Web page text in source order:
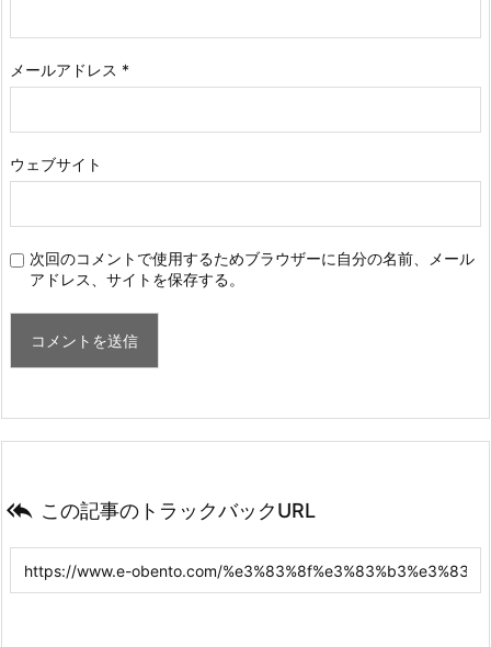
メールアドレス *
ウェブサイト
次回のコメントで使用するためブラウザーに自分の名前、メール
アドレス、サイトを保存する。
 この記事のトラックバックURL